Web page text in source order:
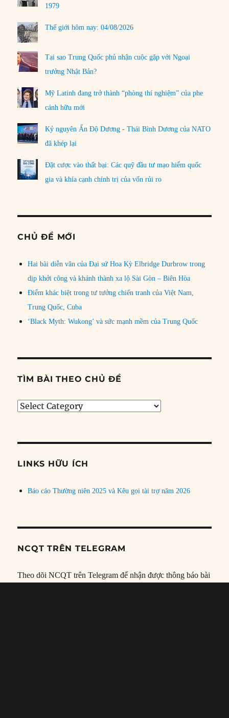
1979
Thế giới hôm nay: 04/08/2026
Tại sao Trung Quốc phủ nhận cuộc gặp với Ngoại
trưởng Nhật Bản?
Mỹ Latinh đang trở thành “phòng thí nghiệm” của phe
cánh hữu mới
Kỷ nguyên Ấn Độ Dương - Thái Bình Dương của NATO
đã khép lại
Đặt cược vào thất bại: Các quỹ đầu tư mạo hiểm quốc
gia và khía cạnh chính trị của vốn rủi ro
CHỦ ĐỀ MỚI
Hai bài diễn văn của Đại sứ Hoa Kỳ Elbridge Durbrow trong
dịp khởi công và khánh thành xa lộ Sài Gòn – Biên Hòa
Điểm khác biệt trong tư tưởng chiến tranh của Việt Nam,
Trung Quốc, Cuba
‘Black Myth: Wukong’ và sức mạnh mềm của Trung Quốc
TÌM BÀI THEO CHỦ ĐỀ
Tìm
đề
LINKS HỮU ÍCH
Báo cáo Thường niên 2025 và Kêu gọi tài trợ năm 2026
NCQT TRÊN TELEGRAM
Theo dõi NCQT trên Telegram để nhận được thông báo bài